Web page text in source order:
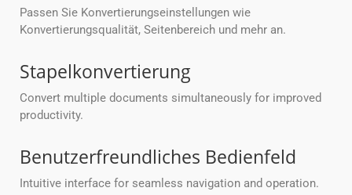
Passen Sie Konvertierungseinstellungen wie
Konvertierungsqualität, Seitenbereich und mehr an.
Stapelkonvertierung
Convert multiple documents simultaneously for improved
productivity.
Benutzerfreundliches Bedienfeld
Intuitive interface for seamless navigation and operation.